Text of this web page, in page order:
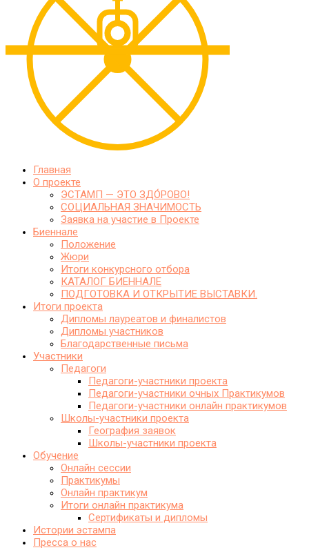
Главная
О проекте
ЭСТАМП — ЭТО ЗДО́РОВО!
СОЦИАЛЬНАЯ ЗНАЧИМОСТЬ
Заявка на участие в Проекте
Биеннале
Положение
Жюри
Итоги конкурсного отбора
КАТАЛОГ БИЕННАЛЕ
ПОДГОТОВКА И ОТКРЫТИЕ ВЫСТАВКИ.
Итоги проекта
Дипломы лауреатов и финалистов
Дипломы участников
Благодарственные письма
Участники
Педагоги
Педагоги-участники проекта
Педагоги-участники очных Практикумов
Педагоги-участники онлайн практикумов
Школы-участники проекта
География заявок
Школы-участники проекта
Обучение
Онлайн сессии
Практикумы
Онлайн практикум
Итоги онлайн практикума
Сертификаты и дипломы
Истории эстампа
Пресса о нас